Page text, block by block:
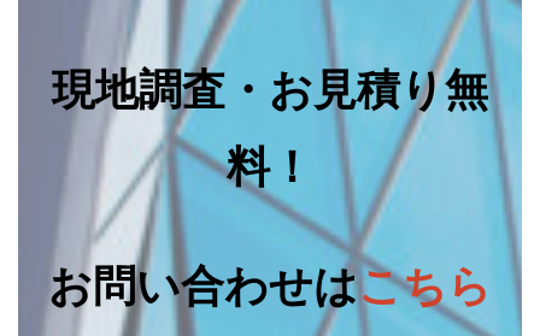
現地調査・お見積り無
料！
お問い合わせはこちら